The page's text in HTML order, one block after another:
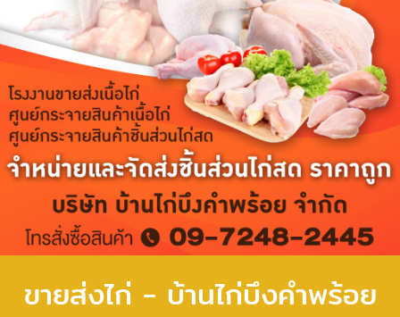
ขายส่งไก่ - บ้านไก่บึงคำพร้อย